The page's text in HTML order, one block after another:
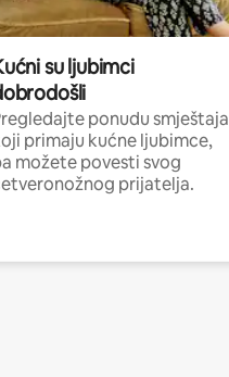
su ljubimci
ponudu smještaja
primaju kućne ljubimce,
možete povesti svog
prijatelja.